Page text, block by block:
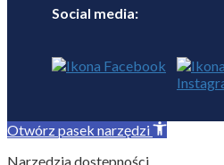
Social media:
Otwórz pasek narzędzi
Narzędzia dostępności